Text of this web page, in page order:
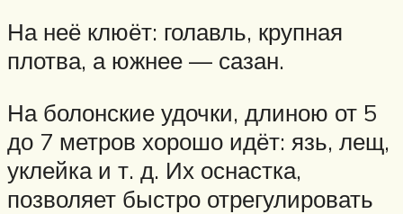
На неё клюёт: голавль, крупная
плотва, а южнее — сазан.
На болонские удочки, длиною от 5
до 7 метров хорошо идёт: язь, лещ,
уклейка и т. д. Их оснастка,
позволяет быстро отрегулировать